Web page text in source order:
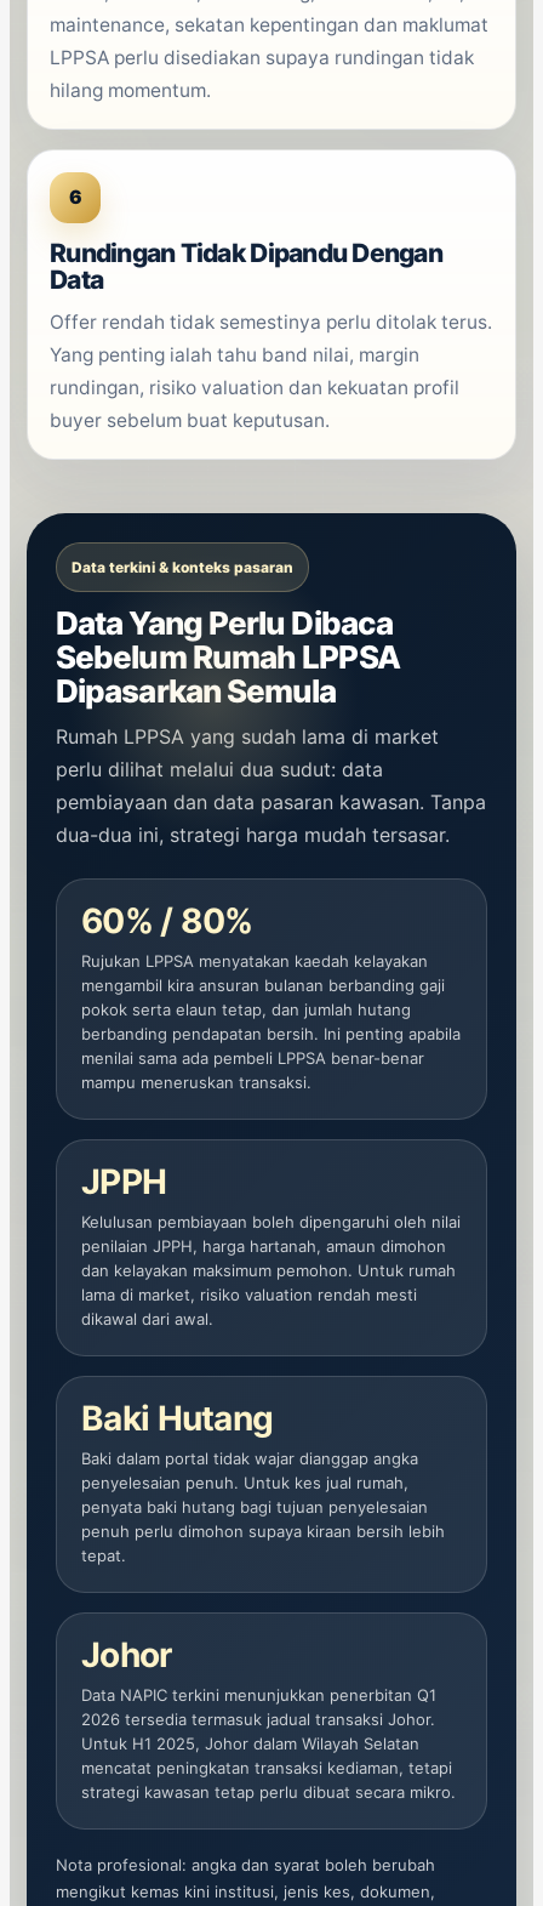
maintenance, sekatan kepentingan dan maklumat
LPPSA perlu disediakan supaya rundingan tidak
hilang momentum.
6
Rundingan Tidak Dipandu Dengan
Data
Offer rendah tidak semestinya perlu ditolak terus.
Yang penting ialah tahu band nilai, margin
rundingan, risiko valuation dan kekuatan profil
buyer sebelum buat keputusan.
Data terkini & konteks pasaran
Data Yang Perlu Dibaca
Sebelum Rumah LPPSA
Dipasarkan Semula
Rumah LPPSA yang sudah lama di market
perlu dilihat melalui dua sudut: data
pembiayaan dan data pasaran kawasan. Tanpa
dua-dua ini, strategi harga mudah tersasar.
60% / 80%
Rujukan LPPSA menyatakan kaedah kelayakan
mengambil kira ansuran bulanan berbanding gaji
pokok serta elaun tetap, dan jumlah hutang
berbanding pendapatan bersih. Ini penting apabila
menilai sama ada pembeli LPPSA benar-benar
mampu meneruskan transaksi.
JPPH
Kelulusan pembiayaan boleh dipengaruhi oleh nilai
penilaian JPPH, harga hartanah, amaun dimohon
dan kelayakan maksimum pemohon. Untuk rumah
lama di market, risiko valuation rendah mesti
dikawal dari awal.
Baki Hutang
Baki dalam portal tidak wajar dianggap angka
penyelesaian penuh. Untuk kes jual rumah,
penyata baki hutang bagi tujuan penyelesaian
penuh perlu dimohon supaya kiraan bersih lebih
tepat.
Johor
Data NAPIC terkini menunjukkan penerbitan Q1
2026 tersedia termasuk jadual transaksi Johor.
Untuk H1 2025, Johor dalam Wilayah Selatan
mencatat peningkatan transaksi kediaman, tetapi
strategi kawasan tetap perlu dibuat secara mikro.
Nota profesional: angka dan syarat boleh berubah
mengikut kemas kini institusi, jenis kes, dokumen,